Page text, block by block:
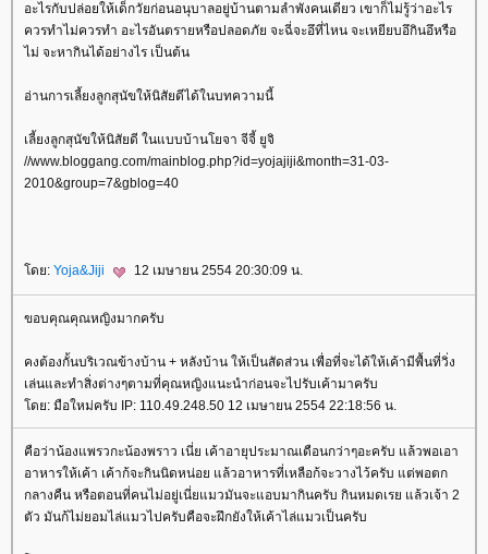
อะไรกับปล่อยให้เด็กวัยก่อนอนุบาลอยู่บ้านตามลำพังคนเดียว เขาก็ไม่รู้ว่าอะไร
ควรทำไม่ควรทำ อะไรอันตรายหรือปลอดภัย จะฉี่จะอึที่ไหน จะเหยียบอึกินอึหรือ
ไม่ จะหากินได้อย่างไร เป็นต้น
อ่านการเลี้ยงลูกสุนัขให้นิสัยดีได้ในบทความนี้
เลี้ยงลูกสุนัขให้นิสัยดี ในแบบบ้านโยจา จีจี้ ยูจิ
//www.bloggang.com/mainblog.php?id=yojajiji&month=31-03-
2010&group=7&gblog=40
ดย: Yoja&Jiji 12 เมษายน 2554 20:30:09 น.
ขอบคุณคุณหญิงมากครับ
คงต้องกั้นบริเวณข้างบ้าน + หลังบ้าน ให้เป็นสัดส่วน เพื่อที่จะได้ให้เค้ามีพื้นที่วิ่ง
เล่นและทำสิ่งต่างๆตามที่คุณหญิงแนะนำก่อนจะไปรับเค้ามาครับ
ดย: มือใหม่ครับ IP: 110.49.248.50 12 เมษายน 2554 22:18:56 น.
คือว่าน้องแพรวกะน้องพราว เนี่ย เค้าอายุประมาณเดือนกว่าๆอะครับ แล้วพอเอา
อาหารให้เค้า เค้าก้จะกินนิดหน่อย แล้วอาหารที่เหลือก้จะวางไว้ครับ แต่พอตก
กลางคืน หรือตอนที่คนไม่อยู่เนี่ยแมวมันจะแอบมากินครับ กินหมดเรย แล้วเจ้า 2
ตัว มันก้ไม่ยอมไล่แมวไปครับคือจะฝึกยังให้เค้าไล่แมวเป็นครับ